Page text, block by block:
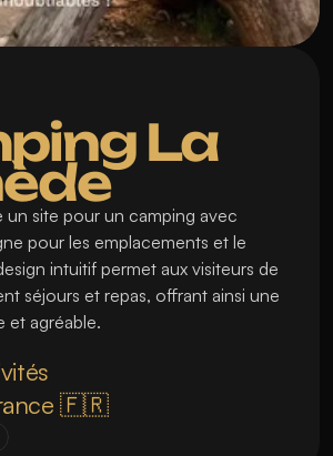
La
un site pour un camping avec
pour les emplacements et le
intuitif permet aux visiteurs de
séjours et repas, offrant ainsi une
et agréable.
🇫🇷